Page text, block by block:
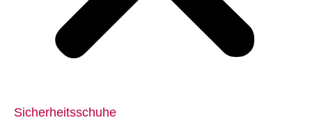
Sicherheitsschuhe